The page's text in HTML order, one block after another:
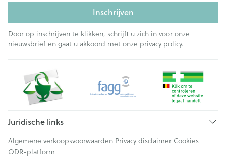
Inschrijven
Door op inschrijven te klikken, schrijft u zich in voor onze
nieuwsbrief en gaat u akkoord met onze privacy policy.
Juridische links
Algemene verkoopsvoorwaarden Privacy disclaimer Cookies
ODR-platform